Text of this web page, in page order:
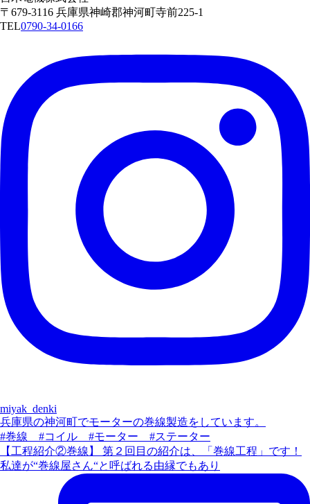
〒679-3116 兵庫県神崎郡神河町寺前225-1
TEL0790-34-0166
miyak_denki
兵庫県の神河町でモーターの巻線製造をしています。
#巻線 #コイル #モーター #ステーター
【工程紹介②巻線】 第２回目の紹介は、「巻線工程」です！
私達が“巻線屋さん“と呼ばれる由縁でもあり